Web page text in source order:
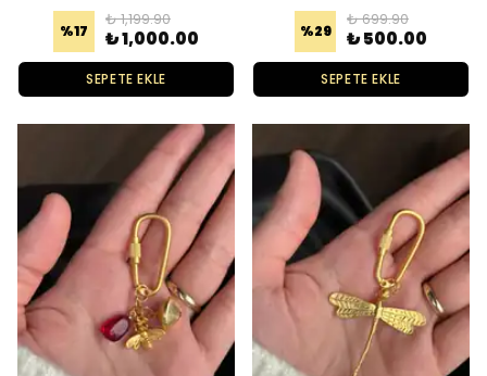
%17
₺ 1,199.90
₺ 1,000.00
SEPETE EKLE
%29
₺ 699.90
₺ 500.00
SEPETE EKLE